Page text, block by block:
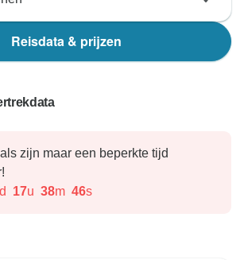
Reisdata & prijzen
zijn maar een beperkte tijd
d 17u 38m 45s